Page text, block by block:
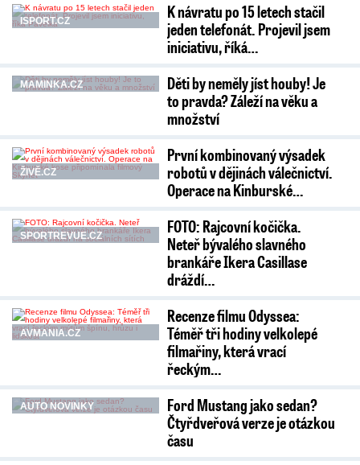
ISPORT.CZ
K návratu po 15 letech stačil
jeden telefonát. Projevil jsem
iniciativu, říká…
MAMINKA.CZ
Děti by neměly jíst houby! Je
to pravda? Záleží na věku a
množství
ŽIVĚ.CZ
První kombinovaný výsadek
robotů v dějinách válečnictví.
Operace na Kinburské…
SPORTREVUE.CZ
FOTO: Rajcovní kočička.
Neteř bývalého slavného
brankáře Ikera Casillase
dráždí…
AVMANIA.CZ
Recenze filmu Odyssea:
Téměř tři hodiny velkolepé
filmařiny, která vrací
řeckým…
AUTO NOVINKY
Ford Mustang jako sedan?
Čtyřdveřová verze je otázkou
času